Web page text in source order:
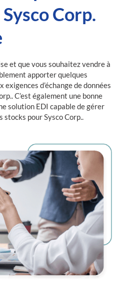
Corp.
et que vous souhaitez vendre à
apporter quelques
d’échange de données
C’est également une bonne
solution EDI capable de gérer
stocks pour Sysco Corp..